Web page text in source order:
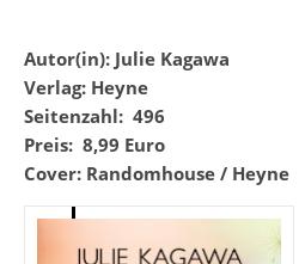
Autor(in): Julie Kagawa
Verlag: Heyne
Seitenzahl: 496
Preis: 8,99 Euro
Cover: Randomhouse / Heyne